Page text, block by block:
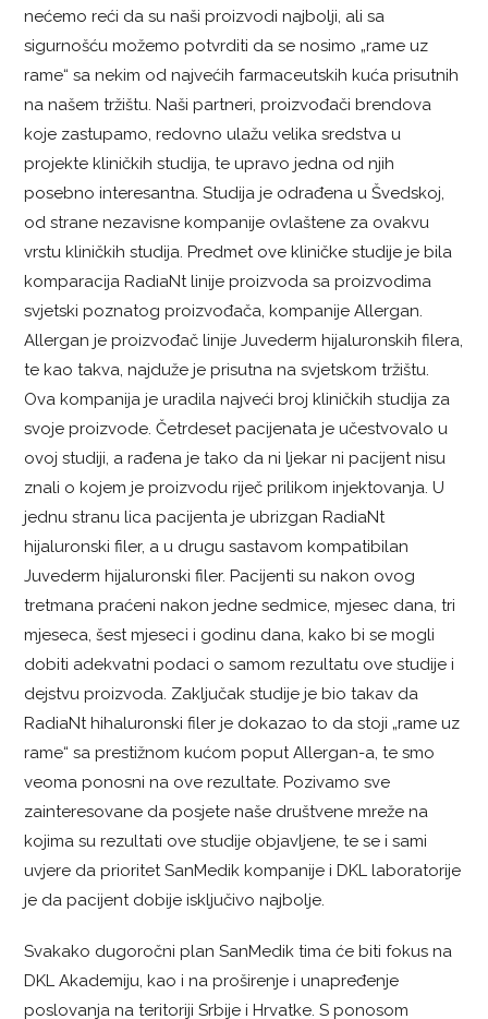
nećemo reći da su naši proizvodi najbolji, ali sa
sigurnošću možemo potvrditi da se nosimo „rame uz
rame“ sa nekim od najvećih farmaceutskih kuća prisutnih
na našem tržištu. Naši partneri, proizvođači brendova
koje zastupamo, redovno ulažu velika sredstva u
projekte kliničkih studija, te upravo jedna od njih
posebno interesantna. Studija je odrađena u Švedskoj,
od strane nezavisne kompanije ovlaštene za ovakvu
vrstu kliničkih studija. Predmet ove kliničke studije je bila
komparacija RadiaNt linije proizvoda sa proizvodima
svjetski poznatog proizvođača, kompanije Allergan.
Allergan je proizvođač linije Juvederm hijaluronskih filera,
te kao takva, najduže je prisutna na svjetskom tržištu.
Ova kompanija je uradila najveći broj kliničkih studija za
svoje proizvode. Četrdeset pacijenata je učestvovalo u
ovoj studiji, a rađena je tako da ni ljekar ni pacijent nisu
znali o kojem je proizvodu riječ prilikom injektovanja. U
jednu stranu lica pacijenta je ubrizgan RadiaNt
hijaluronski filer, a u drugu sastavom kompatibilan
Juvederm hijaluronski filer. Pacijenti su nakon ovog
tretmana praćeni nakon jedne sedmice, mjesec dana, tri
mjeseca, šest mjeseci i godinu dana, kako bi se mogli
dobiti adekvatni podaci o samom rezultatu ove studije i
dejstvu proizvoda. Zaključak studije je bio takav da
RadiaNt hihaluronski filer je dokazao to da stoji „rame uz
rame“ sa prestižnom kućom poput Allergan-a, te smo
veoma ponosni na ove rezultate. Pozivamo sve
zainteresovane da posjete naše društvene mreže na
kojima su rezultati ove studije objavljene, te se i sami
uvjere da prioritet SanMedik kompanije i DKL laboratorije
je da pacijent dobije isključivo najbolje.
Svakako dugoročni plan SanMedik tima će biti fokus na
DKL Akademiju, kao i na proširenje i unapređenje
poslovanja na teritoriji Srbije i Hrvatke. S ponosom